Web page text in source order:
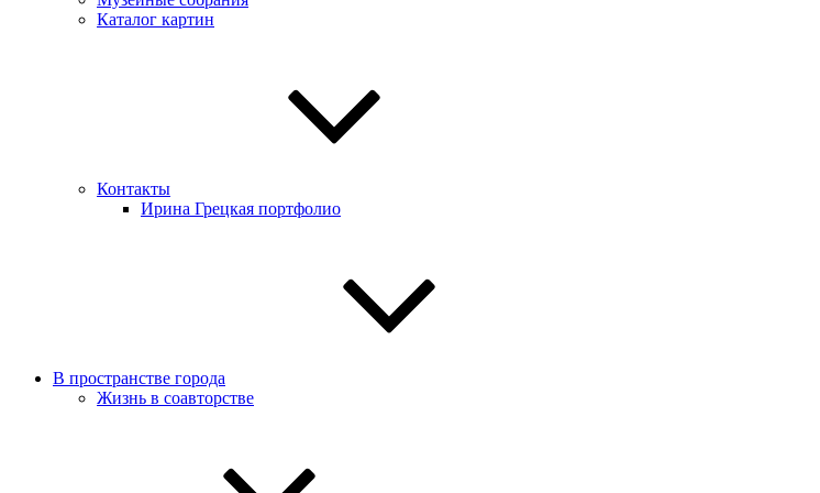
Каталог картин
Контакты
Ирина Грецкая портфолио
В пространстве города
Жизнь в соавторстве